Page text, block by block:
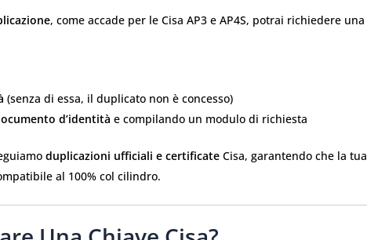
, come accade per le Cisa AP3 e AP4S, potrai richiedere una
(senza di essa, il duplicato non è concesso)
d’identità e compilando un modulo di richiesta
duplicazioni ufficiali e certificate Cisa, garantendo che la tua
al 100% col cilindro.